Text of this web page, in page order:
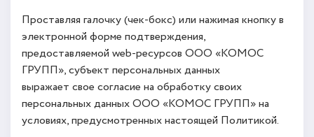
Проставляя галочку (чек-бокс) или нажимая кнопку в
электронной форме подтверждения,
предоставляемой web-ресурсов ООО «КОМОС
ГРУПП», субъект персональных данных
выражает свое согласие на обработку своих
персональных данных ООО «КОМОС ГРУПП» на
условиях, предусмотренных настоящей Политикой.